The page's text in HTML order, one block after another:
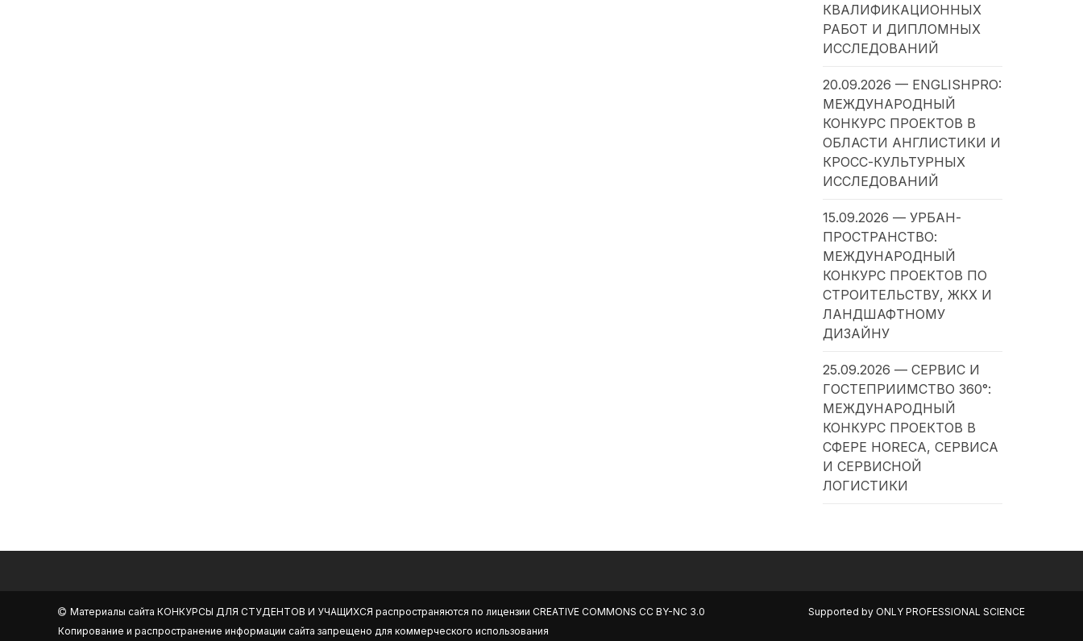
КВАЛИФИКАЦИОННЫХ
РАБОТ И ДИПЛОМНЫХ
ИССЛЕДОВАНИЙ
20.09.2026 — ENGLISHPRO:
МЕЖДУНАРОДНЫЙ
КОНКУРС ПРОЕКТОВ В
ОБЛАСТИ АНГЛИСТИКИ И
КРОСС-КУЛЬТУРНЫХ
ИССЛЕДОВАНИЙ
15.09.2026 — УРБАН-
ПРОСТРАНСТВО:
МЕЖДУНАРОДНЫЙ
КОНКУРС ПРОЕКТОВ ПО
СТРОИТЕЛЬСТВУ, ЖКХ И
ЛАНДШАФТНОМУ
ДИЗАЙНУ
25.09.2026 — СЕРВИС И
ГОСТЕПРИИМСТВО 360°:
МЕЖДУНАРОДНЫЙ
КОНКУРС ПРОЕКТОВ В
СФЕРЕ HORECA, СЕРВИСА
И СЕРВИСНОЙ
ЛОГИСТИКИ
Материалы сайта КОНКУРСЫ ДЛЯ СТУДЕНТОВ И УЧАЩИХСЯ распространяются по лицензии CREATIVE COMMONS CC BY-NC 3.0
Копирование и распространение информации сайта запрещено для коммерческого использования
Supported by ONLY PROFESSIONAL SCIENCE